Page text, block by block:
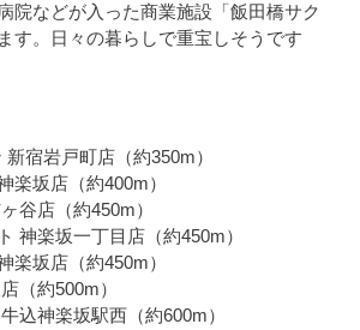
院などが入った商業施設「飯田橋サク
す。日々の暮らしで重宝しそうです
新宿岩戸町店（約350m）
楽坂店（約400m）
谷店（約450m）
神楽坂一丁目店（約450m）
楽坂店（約450m）
（約500m）
込神楽坂駅西（約600m）